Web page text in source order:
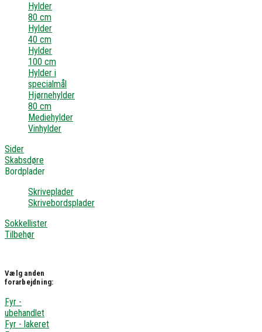
Hylder
80 cm
Hylder
40 cm
Hylder
100 cm
Hylder i
specialmål
Hjørnehylder
80 cm
Mediehylder
Vinhylder
Sider
Skabsdøre
Bordplader
Skriveplader
Skrivebordsplader
Sokkellister
Tilbehør
Vælg anden
forarbejdning:
Fyr -
ubehandlet
Fyr - lakeret